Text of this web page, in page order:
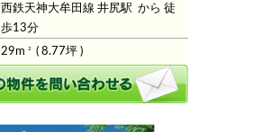
西鉄天神大牟田線 井尻駅 から 徒
歩13分
29m2 ( 8.77坪 )